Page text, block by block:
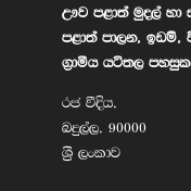
ඌව පළාත් මුදල් හා
පළාත් පාලන, ඉඩම්,
ග්‍රාමීය යටිතල
රජ වීදිය,
බදුල්ල, 90000
ශ්‍රී ලංකාව